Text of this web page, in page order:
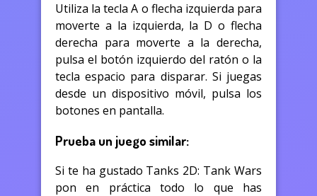
Utiliza la tecla A o flecha izquierda para
moverte a la izquierda, la D o flecha
derecha para moverte a la derecha,
pulsa el botón izquierdo del ratón o la
tecla espacio para disparar. Si juegas
desde un dispositivo móvil, pulsa los
botones en pantalla.
Prueba un juego similar:
Si te ha gustado Tanks 2D: Tank Wars
pon en práctica todo lo que has